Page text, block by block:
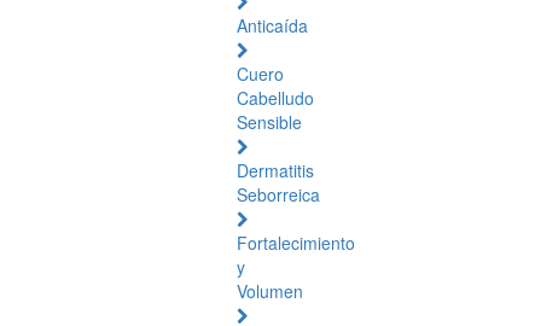
Anticaída
Cuero
Cabelludo
Sensible
Dermatitis
Seborreica
Fortalecimiento
y
Volumen